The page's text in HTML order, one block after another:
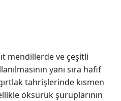
mendillerde ve çeşitli
yanı sıra hafif
tahrişlerinde kısmen
öksürük şuruplarının